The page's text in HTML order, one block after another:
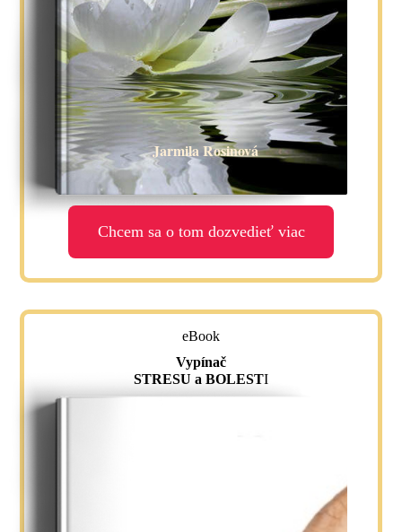
Jarmila Rosinová
Chcem sa o tom dozvedieť viac
eBook
Vypínač
STRESU a BOLESTI